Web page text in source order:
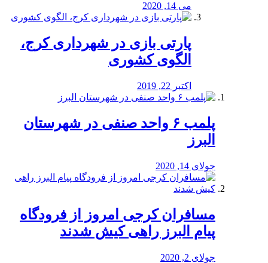
می 14, 2020
پارتی بازی در شهرداری کرج،
الگوی کشوری
اکتبر 22, 2019
پلمب ۶ واحد صنفی در شهرستان
البرز
جولای 14, 2020
مسافران کرجی امروز از فرودگاه
پیام البرز راهی کیش شدند
جولای 2, 2020